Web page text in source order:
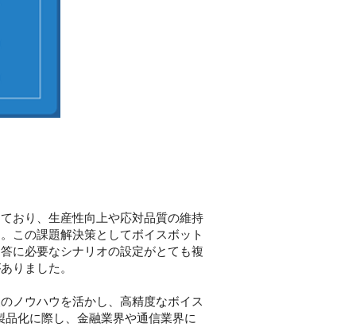
おり、生産性向上や応対品質の維持
この課題解決策としてボイスボット
に必要なシナリオの設定がとても複
りました。
ノウハウを活かし、高精度なボイス
化に際し、金融業界や通信業界に